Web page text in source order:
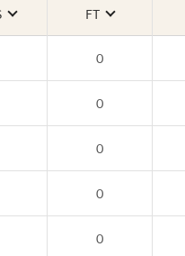
FT
0
0
0
0
0